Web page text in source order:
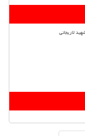
لاریجانی